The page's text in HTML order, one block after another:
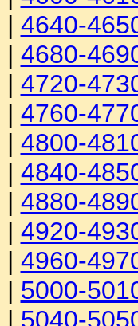
| 4640-
| 4680-
| 4720-
| 4760-
| 4800-
| 4840-
| 4880-
| 4920-
| 4960-
| 5000-
| 5040-